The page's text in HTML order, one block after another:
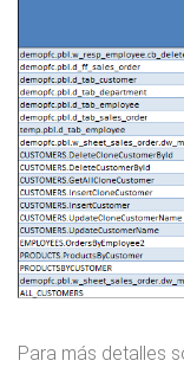
Para más detalles